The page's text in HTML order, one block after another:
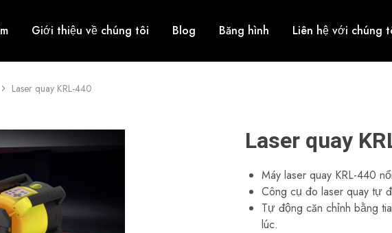
Giới thiệu về chúng tôi Blog Băng hình Liên hệ với chúng
Laser quay KRL-440
Laser quay
Máy laser quay KRL-440
Công cụ đo laser quay tự
Tự động căn chỉnh bằng
lúc.